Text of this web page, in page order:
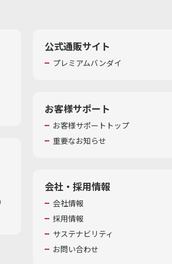
公式通販サイト
プレミアムバンダイ
お客様サポート
お客様サポートトップ
重要なお知らせ
会社・採用情報
会社情報
採用情報
サステナビリティ
お問い合わせ